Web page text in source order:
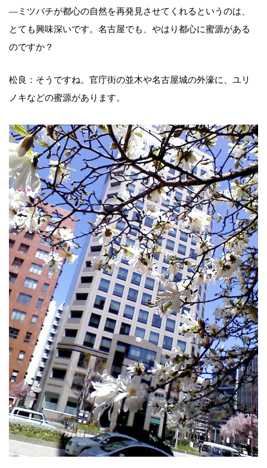
―ミツバチが都心の自然を再発見させてくれるというのは、
とても興味深いです。名古屋でも、やはり都心に蜜源がある
のですか？
松良：そうですね。官庁街の並木や名古屋城の外濠に、ユリ
ノキなどの蜜源があります。